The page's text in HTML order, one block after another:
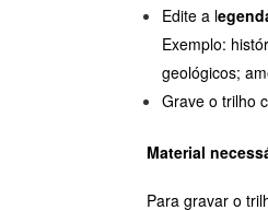
Edite a l
Exemplo:
geológicos;
Grave o trilho
Material
Para gravar o